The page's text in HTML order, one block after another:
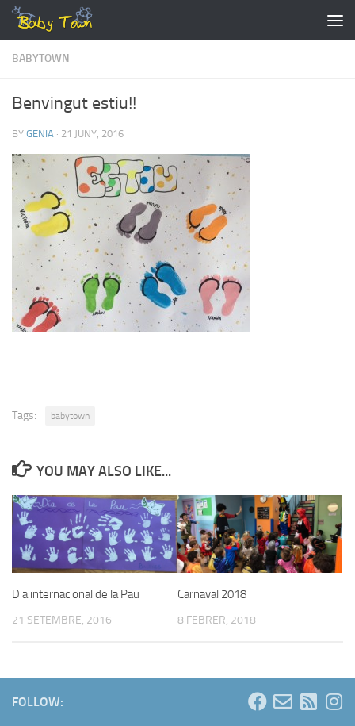
Skip to content
BABYTOWN
Benvingut estiu!!
BY GENIA · 21 JUNY, 2016
Tags: babytown
YOU MAY ALSO LIKE...
Dia internacional de la Pau
21 SETEMBRE, 2016
Carnaval 2018
8 FEBRER, 2018
FOLLOW: